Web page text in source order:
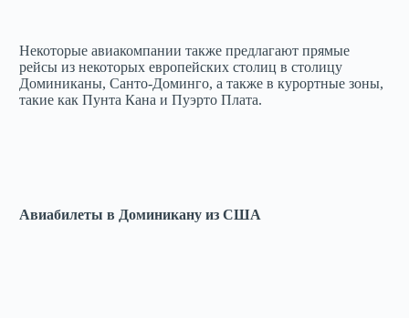
Некоторые авиакомпании также предлагают прямые
рейсы из некоторых европейских столиц в столицу
Доминиканы, Санто-Доминго, а также в курортные зоны,
такие как Пунта Кана и Пуэрто Плата.
Авиабилеты в Доминикану из США